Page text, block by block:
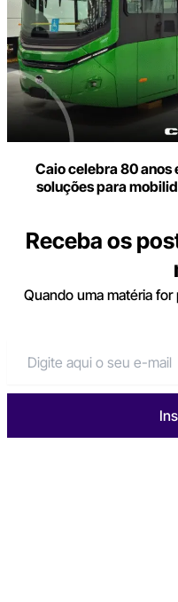
Caio celebra 80 anos
soluções para
Receba os
Quando uma matéria